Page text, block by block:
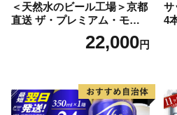
＜天然水のビール工場＞京都
直送 ザ・プレミアム・モル
ツ 350ml×24本 プレモル [149
22,000円
サ
4